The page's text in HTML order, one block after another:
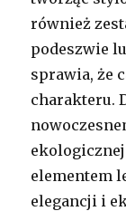
również
podeszwie
sprawia, że
charakteru.
elementem
elegancji i